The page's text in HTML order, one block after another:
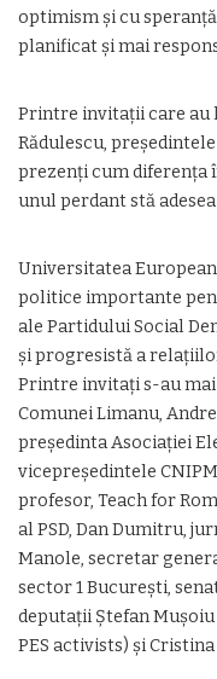
optimism și cu
planificat și mai
Printre invitații care au
Rădulescu,
prezenți cum diferența
unul perdant stă
Universitatea
politice importante
ale Partidului Social
și progresistă a
Printre invitați s-au
Comunei Limanu,
președinta Asociației
vicepreședintele
profesor, Teach for
al PSD, Dan Dumitru,
Manole, secretar
sector 1 București,
deputații Ștefan
PES activists) și